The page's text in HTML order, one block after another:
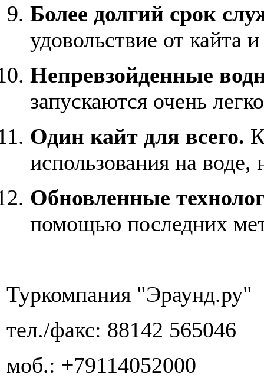
Более долгий срок
удовольствие от кайта
Непревзойденные
запускаются очень
Один кайт для всего.
использования на воде,
Обновленные
помощью последних
Туркомпания "Эраунд.ру"
тел./факс: 88142 565046
моб.: +79114052000